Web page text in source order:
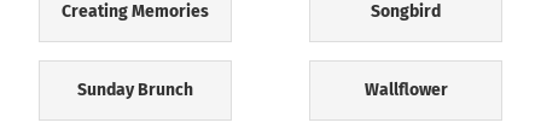
Creating Memories Songbird
Sunday Brunch Wallflower